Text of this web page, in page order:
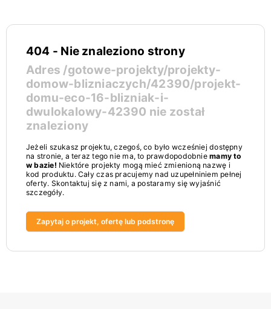
404 - Nie znaleziono strony
Adres /gotowe-projekty/projekty-
domow-blizniaczych/42390/projekt-
domu-eco-16-blizniak-i-
dwulokalowy-42390 nie został
znaleziony
Jeżeli szukasz projektu, czegoś, co było wcześniej dostępny
na stronie, a teraz tego nie ma, to prawdopodobniemamy to
w bazie! Niektóre projekty mogą mieć zmienioną nazwę i
kod produktu. Cały czas pracujemy nad uzupełniniem pełnej
oferty. Skontaktuj się z nami, a postaramy się wyjaśnić
szczegóły.
Zapytaj o projekt, ofertę lub podstronę